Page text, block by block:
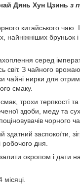
Дянь Хун Цзинь з
китайського чаю.
найніжніших бруньок
серед
світ. З чайного
чайні нирки для
смаку.
трохи терпкості
здоби, меду та
чорного
заспокоїти,
робочого дня.
окропом і дати